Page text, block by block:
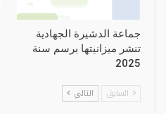
جماعة الدشيرة الجهادية
تنشر ميزانيتها برسم سنة
2025
السابق التالي